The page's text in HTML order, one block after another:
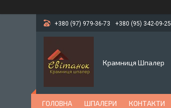
+380 (97) 979-36-73 +380 (95) 342-09-25
Крамниця Шпалер
ГОЛОВНА ШПАЛЕРИ КОНТАКТИ